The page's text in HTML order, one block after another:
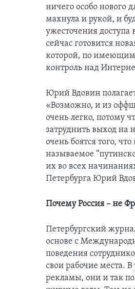
ничего особо нового
махнула и рукой, и
ужесточения доступа
сейчас готовится
которой, по
контроль над
Юрий Вдовин
«Возможно, и из
очень легко, потому
затруднить выход на
очень боятся того,
называемое
их во всех
Петербурга Юрий
Почему Россия – не
Петербургский
основе с
поведения
свои рабочие места.
рекламы, они и так